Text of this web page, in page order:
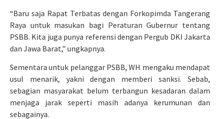
“Baru saja Rapat Terbatas dengan Forkopimda Tangerang
Raya untuk masukan bagi Peraturan Gubernur tentang
PSBB. Kita juga punya referensi dengan Pergub DKI Jakarta
dan Jawa Barat,” ungkapnya.
Sementara untuk pelanggar PSBB, WH mengaku mendapat
usul menarik, yakni dengan memberi sanksi. Sebab,
sebagian masyarakat belum terbangun kesadaran dalam
menjaga jarak seperti masih adanya kerumunan dan
sebagainya.